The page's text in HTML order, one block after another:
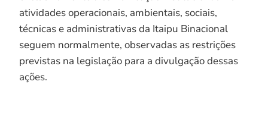
atividades operacionais, ambientais, sociais,
técnicas e administrativas da Itaipu Binacional
seguem normalmente, observadas as restrições
previstas na legislação para a divulgação dessas
ações.